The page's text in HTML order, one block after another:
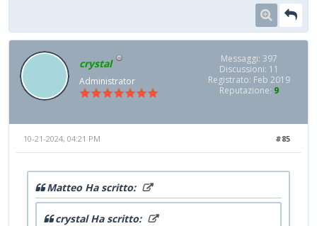
crystal
Administrator
Messaggi: 397
Discussioni: 11
Registrato: Feb 2019
Reputazione: 9
#85
10-21-2024, 04:21 PM
Matteo Ha scritto:
crystal Ha scritto: